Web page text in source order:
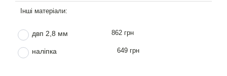
двп 2,8 мм 862 грн
наліпка 649 грн